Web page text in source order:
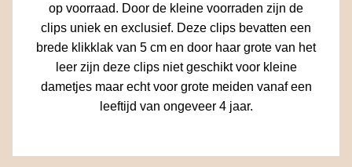
op voorraad. Door de kleine voorraden zijn de
clips uniek en exclusief. Deze clips bevatten een
brede klikklak van 5 cm en door haar grote van het
leer zijn deze clips niet geschikt voor kleine
dametjes maar echt voor grote meiden vanaf een
leeftijd van ongeveer 4 jaar.